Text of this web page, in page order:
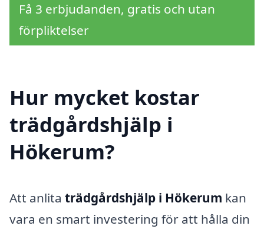
Få 3 erbjudanden, gratis och utan
förpliktelser
Hur mycket kostar
trädgårdshjälp i
Hökerum?
Att anlita trädgårdshjälp i Hökerum kan
vara en smart investering för att hålla din